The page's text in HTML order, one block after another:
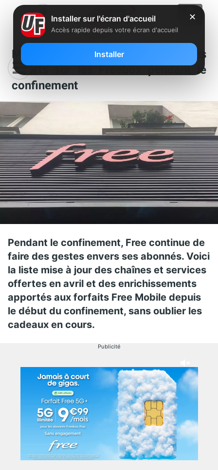
Mise à jour des chaînes et services
offerts sur les Freebox pendant le
confinement
Pendant le confinement, Free continue de
faire des gestes envers ses abonnés. Voici
la liste mise à jour des chaînes et services
offertes en avril et des enrichissements
apportés aux forfaits Free Mobile depuis
le début du confinement, sans oublier les
cadeaux en cours.
Publicité
✕
Installer sur l'écran d'accueil
Accès rapide depuis votre écran d'accueil
Installer